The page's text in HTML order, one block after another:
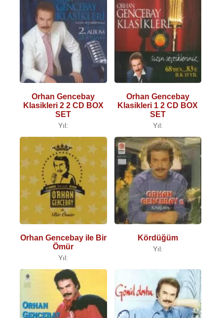
Orhan Gencebay
Klasikleri 2 2 CD BOX
SET
Yıl:
Orhan Gencebay
Klasikleri 1 2 CD BOX
SET
Yıl:
Orhan Gencebay ile Bir
Ömür
Yıl:
Kördüğüm
Yıl: